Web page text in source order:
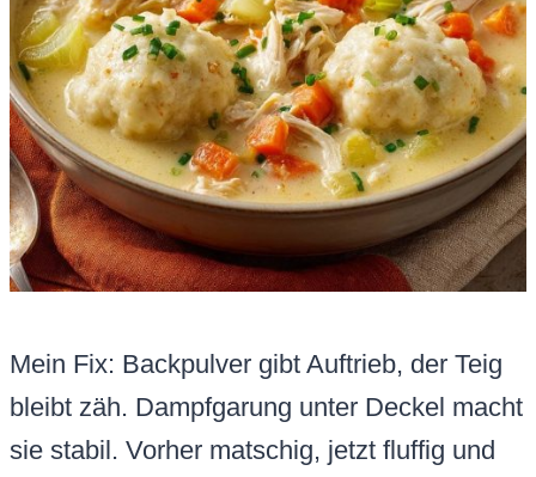
Mein Fix: Backpulver gibt Auftrieb, der Teig
bleibt zäh. Dampfgarung unter Deckel macht
sie stabil. Vorher matschig, jetzt fluffig und